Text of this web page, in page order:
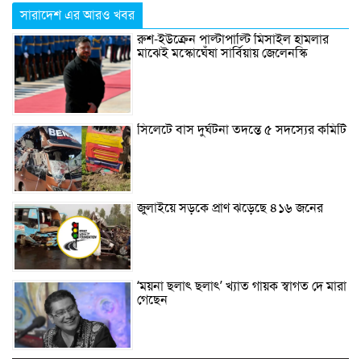
সারাদেশ এর আরও খবর
রুশ-ইউক্রেন পাল্টাপাল্টি মিসাইল হামলার
মাঝেই মস্কোঘেঁষা সার্বিয়ায় জেলেনস্কি
সিলেটে বাস দুর্ঘটনা তদন্তে ৫ সদস্যের কমিটি
জুলাইয়ে সড়কে প্রাণ ঝড়েছে ৪১৬ জনের
‘ময়না ছলাৎ ছলাৎ’ খ্যাত গায়ক স্বাগত দে মারা
গেছেন